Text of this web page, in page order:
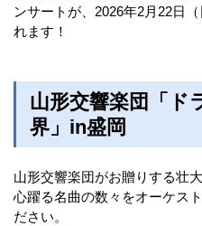
ンサートが、2026年2月22日
れます！
山形交響楽団「ド
界」in盛岡
山形交響楽団がお贈りする壮
心躍る名曲の数々をオーケス
ださい。